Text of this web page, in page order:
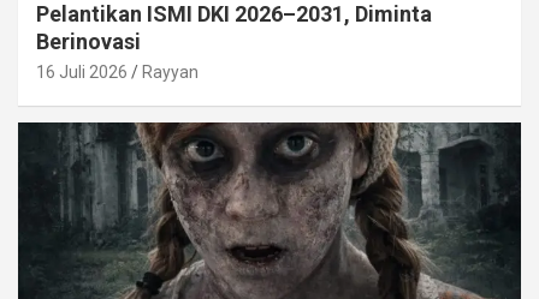
Pelantikan ISMI DKI 2026–2031, Diminta
Berinovasi
16 Juli 2026 Rayyan